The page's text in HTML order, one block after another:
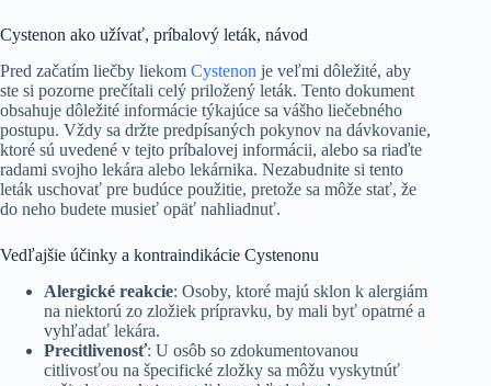
Cystenon ako užívať, príbalový leták, návod
Pred začatím liečby liekom Cystenon je veľmi dôležité, aby
ste si pozorne prečítali celý priložený leták. Tento dokument
obsahuje dôležité informácie týkajúce sa vášho liečebného
postupu. Vždy sa držte predpísaných pokynov na dávkovanie,
ktoré sú uvedené v tejto príbalovej informácii, alebo sa riaďte
radami svojho lekára alebo lekárnika. Nezabudnite si tento
leták uschovať pre budúce použitie, pretože sa môže stať, že
do neho budete musieť opäť nahliadnuť.
Vedľajšie účinky a kontraindikácie Cystenonu
Alergické reakcie: Osoby, ktoré majú sklon k alergiám
na niektorú zo zložiek prípravku, by mali byť opatrné a
vyhľadať lekára.
Precitlivenosť: U osôb so zdokumentovanou
citlivosťou na špecifické zložky sa môžu vyskytnúť